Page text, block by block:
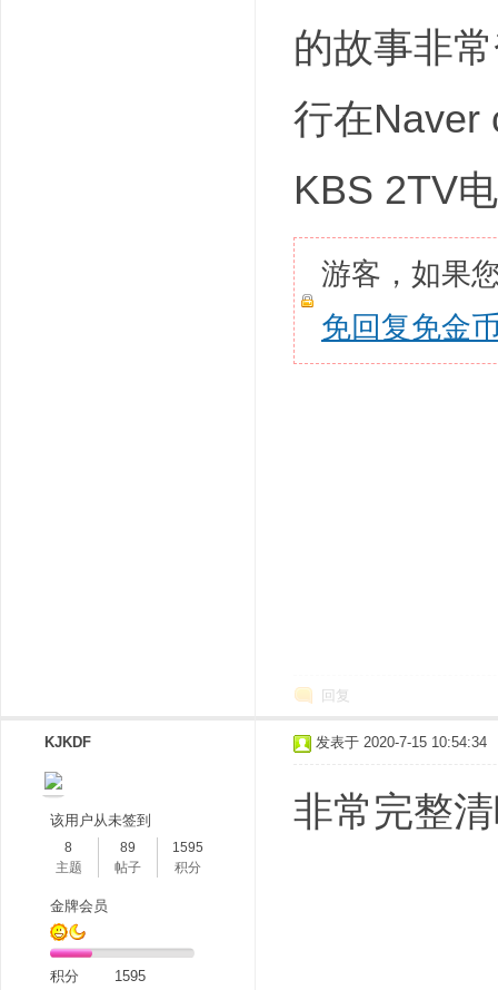
的故事非
行在Naver
KBS 2TV
游客，如果
免回复免金
回复
KJKDF
该用户从未签到
8
主题
89
帖子
1595
积分
金牌会员
积分 1595
发表于 2020-7-15 10:54:34
非常完整